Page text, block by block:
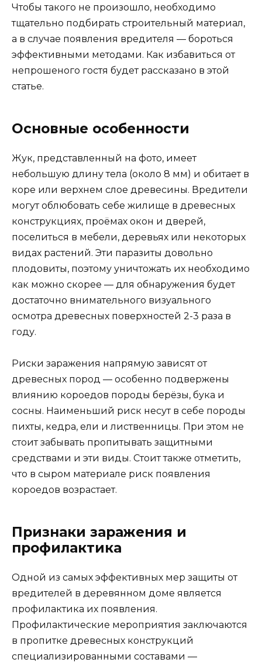
Чтобы такого не произошло, необходимо
тщательно подбирать строительный материал,
а в случае появления вредителя — бороться
эффективными методами. Как избавиться от
непрошеного гостя будет рассказано в этой
статье.
Основные особенности
Жук, представленный на фото, имеет
небольшую длину тела (около 8 мм) и обитает в
коре или верхнем слое древесины. Вредители
могут облюбовать себе жилище в древесных
конструкциях, проёмах окон и дверей,
поселиться в мебели, деревьях или некоторых
видах растений. Эти паразиты довольно
плодовиты, поэтому уничтожать их необходимо
как можно скорее — для обнаружения будет
достаточно внимательного визуального
осмотра древесных поверхностей 2-3 раза в
году.
Риски заражения напрямую зависят от
древесных пород — особенно подвержены
влиянию короедов породы берёзы, бука и
сосны. Наименьший риск несут в себе породы
пихты, кедра, ели и лиственницы. При этом не
стоит забывать пропитывать защитными
средствами и эти виды. Стоит также отметить,
что в сыром материале риск появления
короедов возрастает.
Признаки заражения и
профилактика
Одной из самых эффективных мер защиты от
вредителей в деревянном доме является
профилактика их появления.
Профилактические мероприятия заключаются
в пропитке древесных конструкций
специализированными составами —